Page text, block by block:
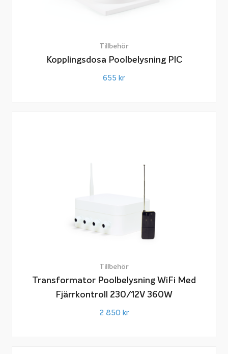
Tillbehör
Kopplingsdosa Poolbelysning PIC
655 kr
Tillbehör
Transformator Poolbelysning WiFi Med
Fjärrkontroll 230/12V 360W
2 850 kr